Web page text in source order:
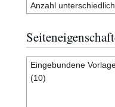
Anzahl
Eingebundene
(10)